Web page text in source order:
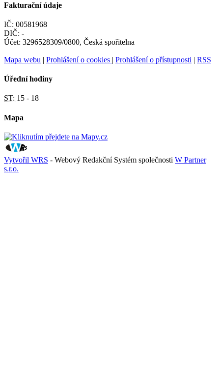
Fakturační údaje
IČ: 00581968
DIČ: -
Účet: 3296528309/0800, Česká spořitelna
Mapa webu | Prohlášení o cookies | Prohlášení o přístupnosti | RSS
Úřední hodiny
ST: 15 - 18
Mapa
Vytvořil WRS - Webový Redakční Systém společnosti W Partner
s.r.o.